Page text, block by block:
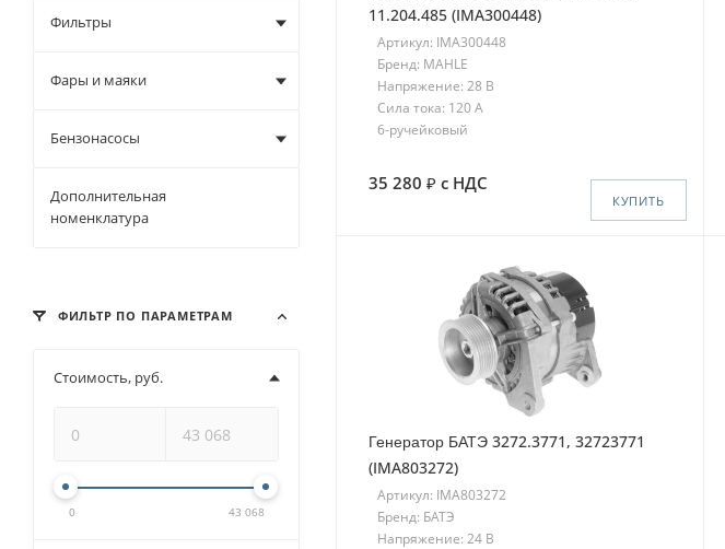
11.204.485 (IMA300448)
Артикул: IMA300448
Бренд: MAHLE
Напряжение: 28 В
Сила тока: 120 A
6-ручейковый
35 280 с НДС
КУПИТЬ
Генератор БАТЭ 3272.3771, 32723771
(IMA803272)
Артикул: IMA803272
Бренд: БАТЭ
Напряжение: 24 В
Фильтры
Фары и маяки
Бензонасосы
Дополнительная
номенклатура
ФИЛЬТР ПО ПАРАМЕТРАМ
Стоимость, руб.
0 43 068